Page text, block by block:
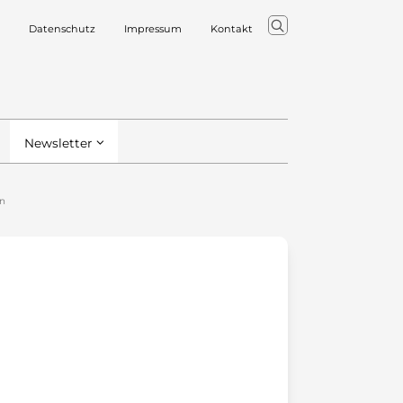
Datenschutz Impressum Kontakt
Newsletter